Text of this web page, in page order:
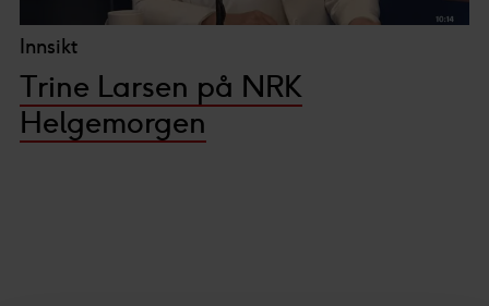
Innsikt
Trine Larsen på NRK
Helgemorgen